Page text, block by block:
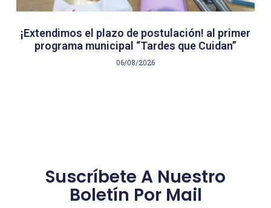
¡Extendimos el plazo de postulación! al primer
programa municipal “Tardes que Cuidan”
06/08/2026
Suscríbete A Nuestro
Boletín Por Mail